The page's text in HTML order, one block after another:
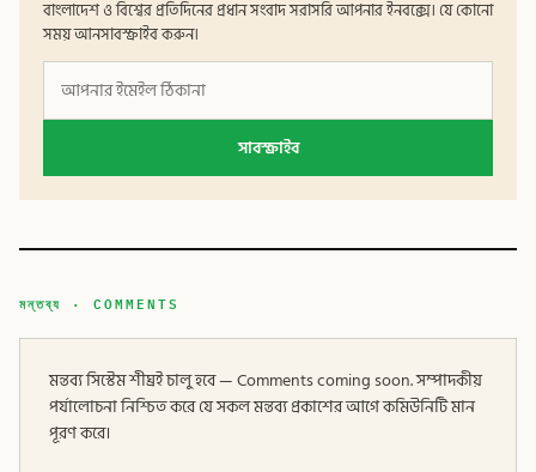
বাংলাদেশ ও বিশ্বের প্রতিদিনের প্রধান সংবাদ সরাসরি আপনার ইনবক্সে। যে কোনো
সময় আনসাবস্ক্রাইব করুন।
সাবস্ক্রাইব
মন্তব্য · COMMENTS
মন্তব্য সিস্টেম শীঘ্রই চালু হবে — Comments coming soon. সম্পাদকীয়
পর্যালোচনা নিশ্চিত করে যে সকল মন্তব্য প্রকাশের আগে কমিউনিটি মান
পূরণ করে।